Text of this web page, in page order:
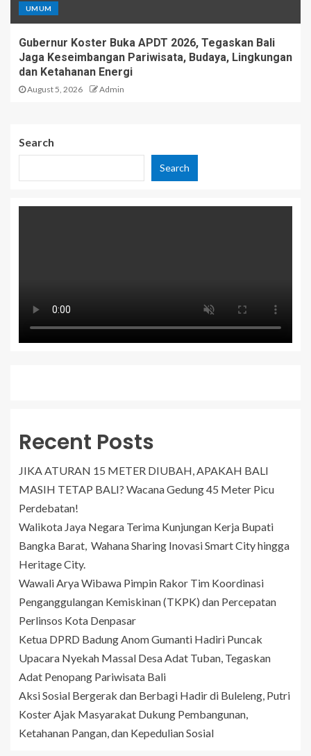
UMUM
Gubernur Koster Buka APDT 2026, Tegaskan Bali
Jaga Keseimbangan Pariwisata, Budaya, Lingkungan
dan Ketahanan Energi
August 5, 2026 Admin
Search
Search
Recent Posts
JIKA ATURAN 15 METER DIUBAH, APAKAH BALI
MASIH TETAP BALI? Wacana Gedung 45 Meter Picu
Perdebatan!
Walikota Jaya Negara Terima Kunjungan Kerja Bupati
Bangka Barat, Wahana Sharing Inovasi Smart City hingga
Heritage City.
Wawali Arya Wibawa Pimpin Rakor Tim Koordinasi
Penganggulangan Kemiskinan (TKPK) dan Percepatan
Perlinsos Kota Denpasar
Ketua DPRD Badung Anom Gumanti Hadiri Puncak
Upacara Nyekah Massal Desa Adat Tuban, Tegaskan
Adat Penopang Pariwisata Bali
Aksi Sosial Bergerak dan Berbagi Hadir di Buleleng, Putri
Koster Ajak Masyarakat Dukung Pembangunan,
Ketahanan Pangan, dan Kepedulian Sosial